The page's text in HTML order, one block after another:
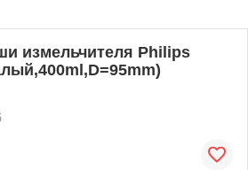
измельчителя Philips